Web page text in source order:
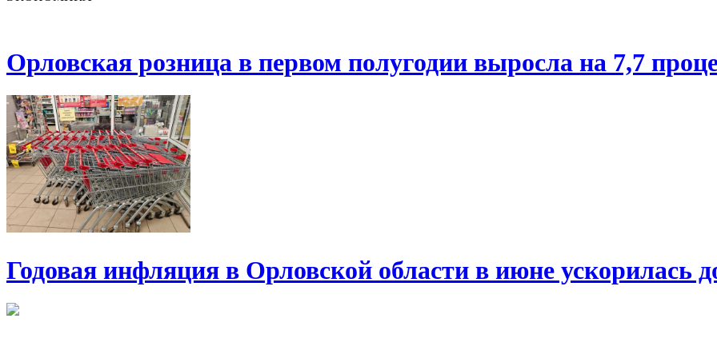
Орловская розница в первом полугодии выросла на 7,7
Годовая инфляция в Орловской области в июне ускорилась